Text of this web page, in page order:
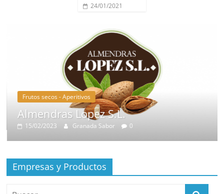
24/01/2021
Frutos secos - Aperitivos
Almendras Lopez S.L.
15/02/2023 Granada Sabor 0
Empresas y Productos